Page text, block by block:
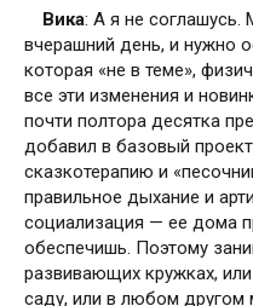
Вика: А я не
вчерашний день, и нужно
которая «не в теме»,
все эти изменения и
почти полтора десятка
добавил в базовый
сказкотерапию и
правильное дыхание и
социализация — ее дома
обеспечишь. Поэтому
развивающих кружках, или
саду, или в любом другом